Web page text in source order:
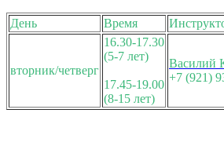
День Время
вторник/четверг
16.30-17.30
(5-7 лет)
17.45-19.00
(8-15 лет)
Василий
+7 (921)